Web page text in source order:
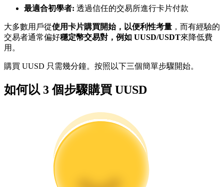
成為跟單交易員
合約資訊
包含交易情況等的大數據分析
最適合初學者: 透過信任的交易所進行卡片付款
大多數用戶從使用卡片購買開始，以便利性考量 ，而有經驗的
交易者通常偏好穩定幣交易對，例如 UUSD/USDT來降低費
用。
購買 UUSD 只需幾分鐘。按照以下三個簡單步驟開始。
如何以 3 個步驟購買 UUSD